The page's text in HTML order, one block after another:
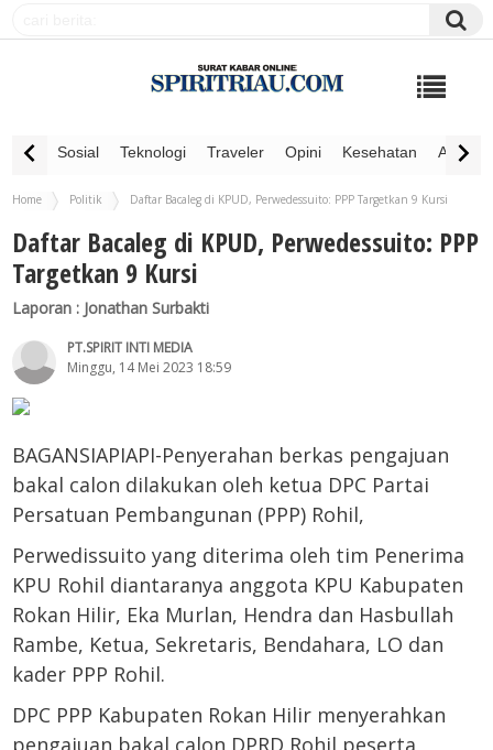
Sosial Teknologi Traveler Opini Kesehatan
Home Politik Daftar Bacaleg di KPUD, Perwedessuito: PPP Targetkan 9 Kursi
Daftar Bacaleg di KPUD, Perwedessuito: PPP
Targetkan 9 Kursi
Laporan : Jonathan Surbakti
PT.SPIRIT INTI MEDIA
Minggu, 14 Mei 2023 18:59
BAGANSIAPIAPI-Penyerahan berkas pengajuan
bakal calon dilakukan oleh ketua DPC Partai
Persatuan Pembangunan (PPP) Rohil,
Perwedissuito yang diterima oleh tim Penerima
KPU Rohil diantaranya anggota KPU Kabupaten
Rokan Hilir, Eka Murlan, Hendra dan Hasbullah
Rambe, Ketua, Sekretaris, Bendahara, LO dan
kader PPP Rohil.
DPC PPP Kabupaten Rokan Hilir menyerahkan
pengajuan bakal calon DPRD Rohil peserta